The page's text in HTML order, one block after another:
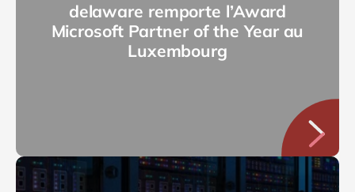
delaware remporte l’Award
Microsoft Partner of the Year au
Luxembourg